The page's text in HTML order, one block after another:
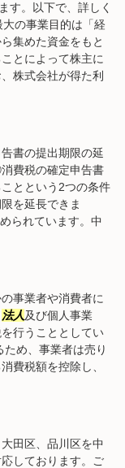
す。以下で、詳しく
の事業目的は「経
集めた資金をもと
とによって株主に
株式会社が得た利
書の提出期限の延
費税の確定申告書
とという2つの条件
を延長できま
られています。中
事業者や消費者に
法人及び個人事業
行うこととしてい
め、事業者は売り
費税額を控除し、
田区、品川区を中
しております。ご